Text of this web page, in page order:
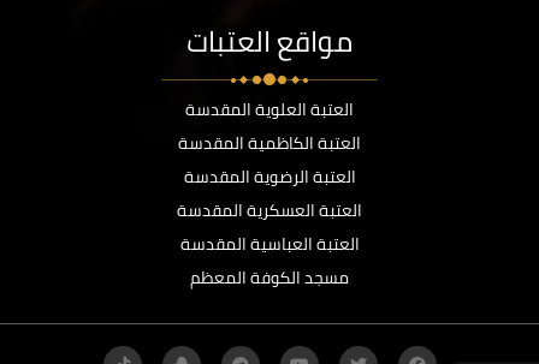
مواقع العتبات
العتبة العلوية المقدسة
العتبة الكاظمية المقدسة
العتبة الرضوية المقدسة
العتبة العسكرية المقدسة
العتبة العباسية المقدسة
مسجد الكوفة المعظم